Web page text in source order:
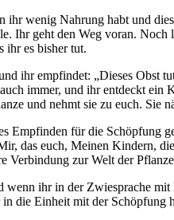
ihr wenig Nahrung habt und
Ihr geht den Weg voran.
ihr es bisher tut.
ihr empfindet: „Dieses Obst
immer, und ihr entdeckt
und nehmt sie zu euch. Sie
Empfinden für die Schöpfung
das euch, Meinen Kindern,
Verbindung zur Welt der
wenn ihr in der Zwiesprache mit
die Einheit mit der Schöpfung